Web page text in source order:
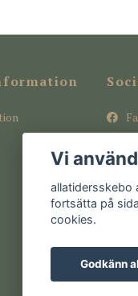
Vi
allatidersskebo
fortsätta på
cookies.
Godkänn